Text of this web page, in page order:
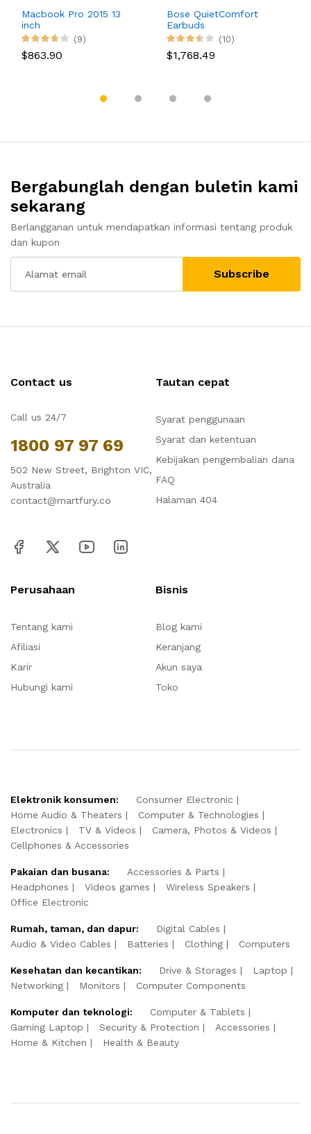
Macbook Pro 2015 13
inch
(9)
$863.90
Bose QuietComfort
Earbuds
(10)
$1,768.49
Bergabunglah dengan buletin kami
sekarang
Berlangganan untuk mendapatkan informasi tentang produk
dan kupon
Subscribe
Contact us
Call us 24/7
1800 97 97 69
502 New Street, Brighton VIC,
Australia
contact@martfury.co
Tautan cepat
Syarat penggunaan
Syarat dan ketentuan
Kebijakan pengembalian dana
FAQ
Halaman 404
Perusahaan
Tentang kami
Afiliasi
Karir
Hubungi kami
Bisnis
Blog kami
Keranjang
Akun saya
Toko
Elektronik konsumen:
Consumer Electronic
Home Audio & Theaters
Computer & Technologies
Electronics
TV & Videos
Camera, Photos & Videos
Cellphones & Accessories
Pakaian dan busana:
Accessories & Parts
Headphones
Videos games
Wireless Speakers
Office Electronic
Rumah, taman, dan dapur:
Digital Cables
Audio & Video Cables
Batteries Clothing Computers
Kesehatan dan kecantikan: Drive & Storages
Laptop
Networking
Monitors Computer Components
Komputer dan teknologi:
Computer & Tablets
Gaming Laptop
Security & Protection
Accessories
Home & Kitchen
Health & Beauty